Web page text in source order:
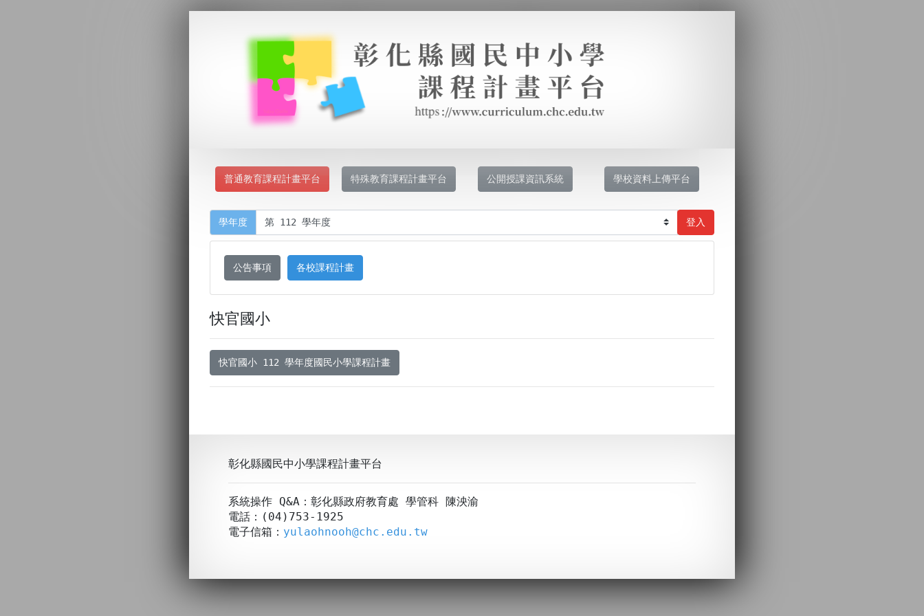
普通教育課程計畫平台 特殊教育課程計畫平台 公開授課資訊系統 學校資料上傳平台
學年度 登入
公告事項 各校課程計畫
快官國小
快官國小 112 學年度國民小學課程計畫
彰化縣國民中小學課程計畫平台
系統操作 Q&A：彰化縣政府教育處 學管科 陳泱渝
電話：(04)753-1925
電子信箱： yulaohnooh@chc.edu.tw